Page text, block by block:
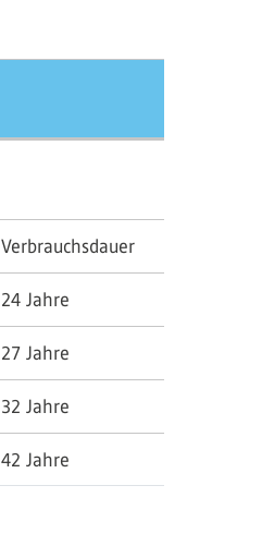
Verbrauchsdauer
24 Jahre
27 Jahre
32 Jahre
42 Jahre